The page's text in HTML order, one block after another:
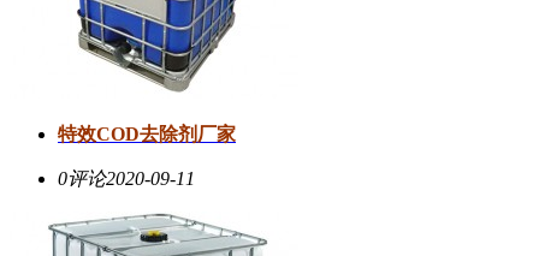
特效COD去除剂厂家
0评论2020-09-11